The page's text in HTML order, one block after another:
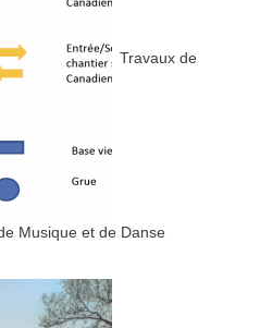
Travaux de
Musique et de Danse